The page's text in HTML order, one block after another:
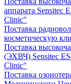
аппарата Sensitec
Clinic"
Поставка
косметическую
Поставка
(ЭХВЧ) Sensitec
Clinic"
Поставка